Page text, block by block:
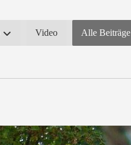
Video Alle Beiträge